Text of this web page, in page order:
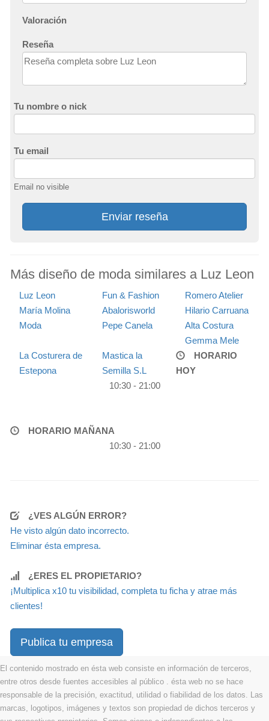
Valoración
Reseña
Tu nombre o nick
Tu email
Email no visible
Enviar reseña
Más diseño de moda similares a Luz Leon
Luz Leon Fun & Fashion
Romero Atelier
María Molina
Moda
Abalorisworld
Hilario Carruana
Pepe Canela
Alta Costura
Gemma Mele
La Costurera de
Estepona
Mastica la
Semilla S.L
HORARIO
HOY
10:30 - 21:00
HORARIO MAÑANA
10:30 - 21:00
¿VES ALGÚN ERROR?
He visto algún dato incorrecto.
Eliminar ésta empresa.
¿ERES EL PROPIETARIO?
¡Multiplica x10 tu visibilidad, completa tu ficha y atrae más
clientes!
Publica tu empresa
El contenido mostrado en ésta web consiste en información de terceros,
entre otros desde fuentes accesibles al público . ésta web no se hace
responsable de la precisión, exactitud, utilidad o fiabilidad de los datos. Las
marcas, logotipos, imágenes y textos son propiedad de dichos terceros y